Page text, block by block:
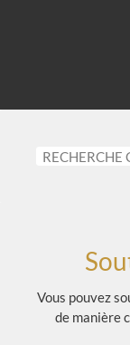
Vous pouvez
de manière